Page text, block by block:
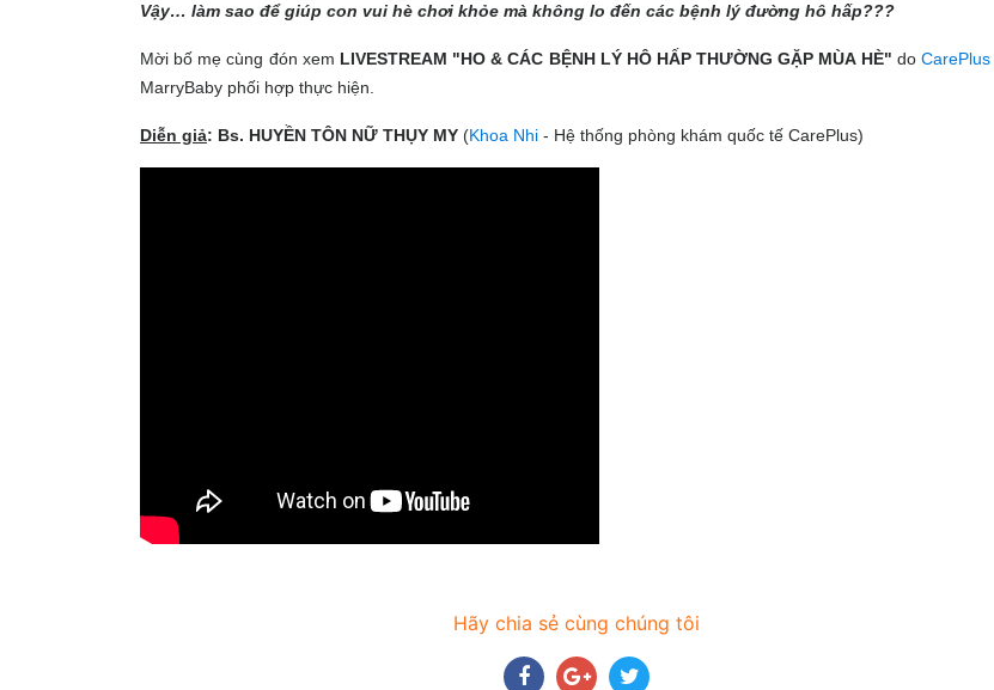
Vậy… làm sao để giúp con vui hè chơi khỏe mà không lo đến các bệnh lý đường hô hấp???
Mời bố mẹ cùng đón xem LIVESTREAM "HO & CÁC BỆNH LÝ HÔ HẤP THƯỜNG GẶP MÙA HÈ" do CarePlus
MarryBaby phối hợp thực hiện.
Diễn giả: Bs. HUYỀN TÔN NỮ THỤY MY (Khoa Nhi - Hệ thống phòng khám quốc tế CarePlus)
Hãy chia sẻ cùng chúng tôi